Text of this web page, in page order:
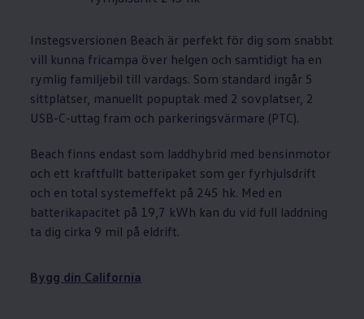
Instegsversionen Beach är perfekt för dig som snabbt
vill kunna fricampa över helgen och samtidigt ha en
rymlig familjebil till vardags. Som standard ingår 5
sittplatser, manuellt popuptak med 2 sovplatser, 2
USB-C-uttag fram och parkeringsvärmare (PTC).
Beach finns endast som laddhybrid med bensinmotor
och ett kraftfullt batteripaket som ger fyrhjulsdrift
och en total systemeffekt på 245 hk. Med en
batterikapacitet på 19,7 kWh kan du vid full laddning
ta dig cirka 9 mil på eldrift.
Bygg din California